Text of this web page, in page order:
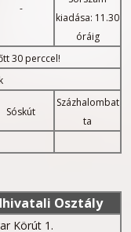
-
kiadása: 11.30
óráig
30 perccel!
Sóskút
Százhalombat
ta
Osztály
Körút 1.